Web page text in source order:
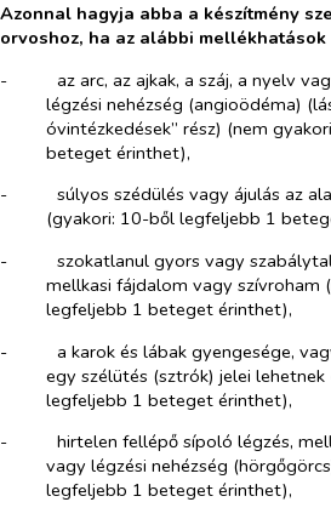
Azonnal hagyja abba a készítmény
orvoshoz, ha az alábbi
-​
az arc, az ajkak, a száj, a nyelv
légzési nehézség (angioödéma)
óvintézkedések” rész) (nem
beteget érinthet),
-​
súlyos szédülés vagy ájulás az
(gyakori: 10-ből legfeljebb 1
-​
szokatlanul gyors vagy
mellkasi fájdalom vagy szívroham
legfeljebb 1 beteget érinthet),
-​
a karok és lábak gyengesége,
egy szélütés (sztrók) jelei
legfeljebb 1 beteget érinthet),
-​
hirtelen fellépő sípoló légzés,
vagy légzési nehézség
legfeljebb 1 beteget érinthet),